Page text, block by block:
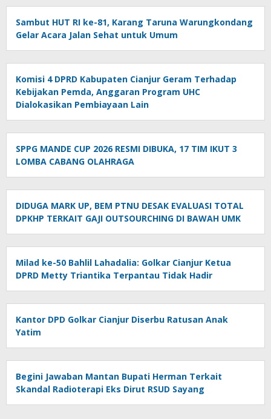
Sambut HUT RI ke-81, Karang Taruna Warungkondang
Gelar Acara Jalan Sehat untuk Umum
Komisi 4 DPRD Kabupaten Cianjur Geram Terhadap
Kebijakan Pemda, Anggaran Program UHC
Dialokasikan Pembiayaan Lain
SPPG MANDE CUP 2026 RESMI DIBUKA, 17 TIM IKUT 3
LOMBA CABANG OLAHRAGA
DIDUGA MARK UP, BEM PTNU DESAK EVALUASI TOTAL
DPKHP TERKAIT GAJI OUTSOURCHING DI BAWAH UMK
Milad ke-50 Bahlil Lahadalia: Golkar Cianjur Ketua
DPRD Metty Triantika Terpantau Tidak Hadir
Kantor DPD Golkar Cianjur Diserbu Ratusan Anak
Yatim
Begini Jawaban Mantan Bupati Herman Terkait
Skandal Radioterapi Eks Dirut RSUD Sayang